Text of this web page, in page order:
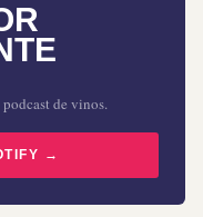
de vinos.
→